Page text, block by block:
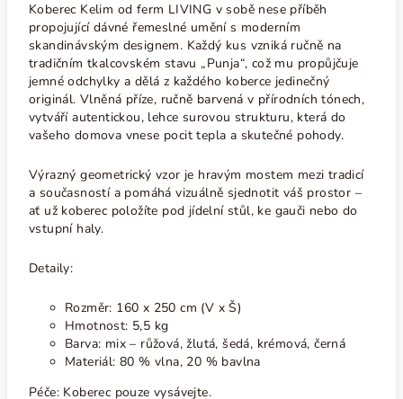
Koberec Kelim od ferm LIVING v sobě nese příběh
propojující dávné řemeslné umění s moderním
skandinávským designem. Každý kus vzniká ručně na
tradičním tkalcovském stavu „Punja“, což mu propůjčuje
jemné odchylky a dělá z každého koberce jedinečný
originál. Vlněná příze, ručně barvená v přírodních tónech,
vytváří autentickou, lehce surovou strukturu, která do
vašeho domova vnese pocit tepla a skutečné pohody.
Výrazný geometrický vzor je hravým mostem mezi tradicí
a současností a pomáhá vizuálně sjednotit váš prostor –
ať už koberec položíte pod jídelní stůl, ke gauči nebo do
vstupní haly.
Detaily:
Rozměr: 160 x 250 cm (V x Š)
Hmotnost: 5,5 kg
Barva: mix – růžová, žlutá, šedá, krémová, černá
Materiál: 80 % vlna, 20 % bavlna
Péče: Koberec pouze vysávejte.